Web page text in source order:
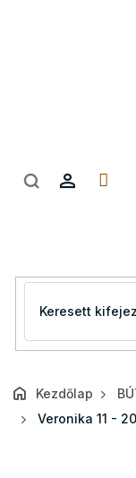
Kezdőlap
Veronika 11 -